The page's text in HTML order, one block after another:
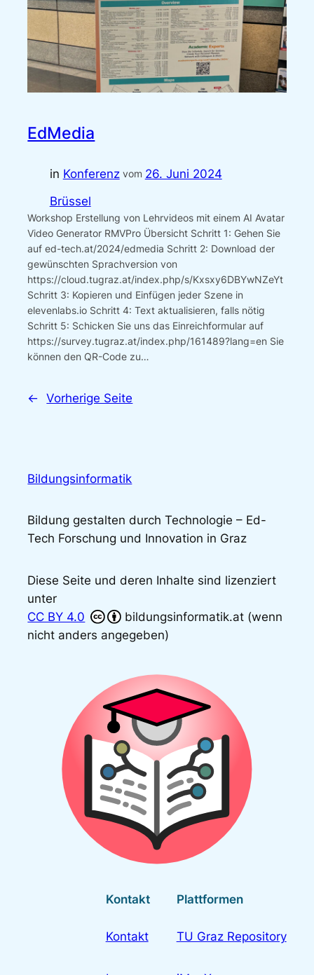
EdMedia
in Konferenz vom 26. Juni 2024
Brüssel
Workshop Erstellung von Lehrvideos mit einem AI Avatar
Video Generator RMVPro Übersicht Schritt 1: Gehen Sie
auf ed-tech.at/2024/edmedia Schritt 2: Download der
gewünschten Sprachversion von
https://cloud.tugraz.at/index.php/s/Kxsxy6DBYwNZeYt
Schritt 3: Kopieren und Einfügen jeder Szene in
elevenlabs.io Schritt 4: Text aktualisieren, falls nötig
Schritt 5: Schicken Sie uns das Einreichformular auf
https://survey.tugraz.at/index.php/161489?lang=en Sie
können den QR-Code zu…
← Vorherige Seite
Bildungsinformatik
Bildung gestalten durch Technologie – Ed-
Tech Forschung und Innovation in Graz
Diese Seite und deren Inhalte sind lizenziert
unter
CC BY 4.0
bildungsinformatik.at (wenn
nicht anders angegeben)
Kontakt
Kontakt
Plattformen
TU Graz Repository